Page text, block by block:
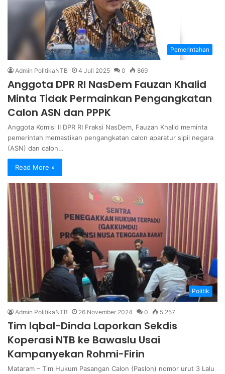
Pemerintahan
Admin PolitikaNTB 4 Juli 2025 0 869
Anggota DPR RI NasDem Fauzan Khalid
Minta Tidak Permainkan Pengangkatan
Calon ASN dan PPPK
Anggota Komisi II DPR RI Fraksi NasDem, Fauzan Khalid meminta
pemerintah memastikan pengangkatan calon aparatur sipil negara
(ASN) dan calon…
Read More »
Politik
Admin PolitikaNTB 26 November 2024 0 5,257
Tim Iqbal-Dinda Laporkan Sekdis
Koperasi NTB ke Bawaslu Usai
Kampanyekan Rohmi-Firin
Mataram – Tim Hukum Pasangan Calon (Paslon) nomor urut 3 Lalu